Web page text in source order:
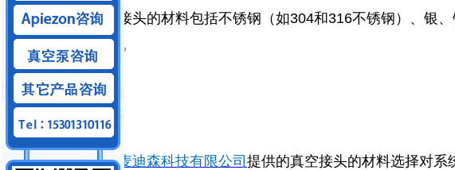
常见用于真空接头的材料包括不锈钢（如304和316不锈钢）、银
它特定的应用需求。
以上就是北京麦迪森科技有限公司 提供的真空接头的材料选择对系